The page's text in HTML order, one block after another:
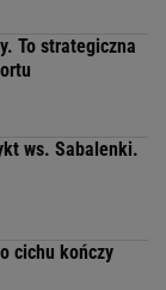
To strategiczna
ws. Sabalenki.
cichu kończy